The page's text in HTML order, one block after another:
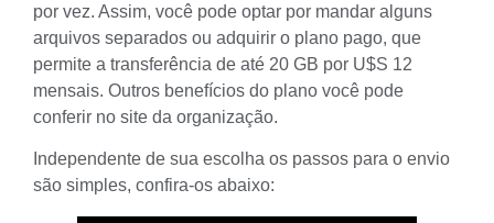
por vez. Assim, você pode optar por mandar alguns
arquivos separados ou adquirir o plano pago, que
permite a transferência de até 20 GB por U$S 12
mensais. Outros benefícios do plano você pode
conferir no site da organização.
Independente de sua escolha os passos para o envio
são simples, confira-os abaixo: